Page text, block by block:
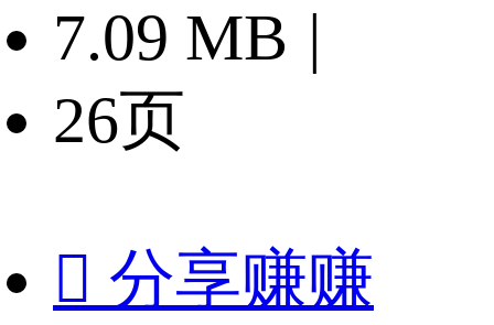
7.09 MB |
26页
 分享赚赚